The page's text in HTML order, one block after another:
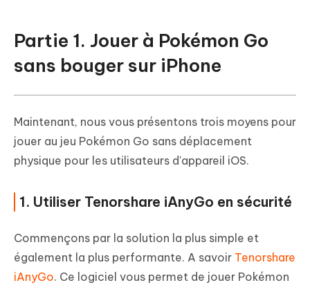
Partie 1. Jouer à Pokémon Go
sans bouger sur iPhone
Maintenant, nous vous présentons trois moyens pour
jouer au jeu Pokémon Go sans déplacement
physique pour les utilisateurs d'appareil iOS.
1. Utiliser Tenorshare iAnyGo en sécurité
Commençons par la solution la plus simple et
également la plus performante. A savoir Tenorshare
iAnyGo. Ce logiciel vous permet de jouer Pokémon